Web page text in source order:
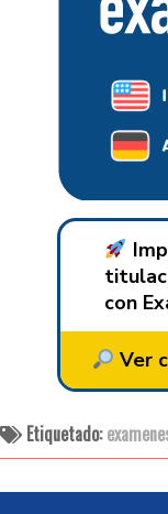
con
Ver
Etiquetado: